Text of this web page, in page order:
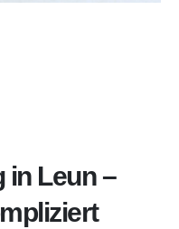
in Leun –